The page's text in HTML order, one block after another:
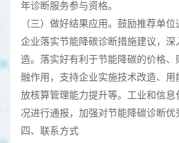
年诊断服务参与资格。
（三）做好结果应用。鼓励推荐单
企业落实节能降碳诊断措施建议，
造。落实好有利于节能降碳的价格
融作用，支持企业实施技术改造、
放核算管理能力提升等。工业和信
况进行通报，加强对节能降碳诊断优
四、联系方式